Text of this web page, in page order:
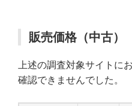
販売価格（中古）
上述の調査対象サイトに
確認できませんでした。